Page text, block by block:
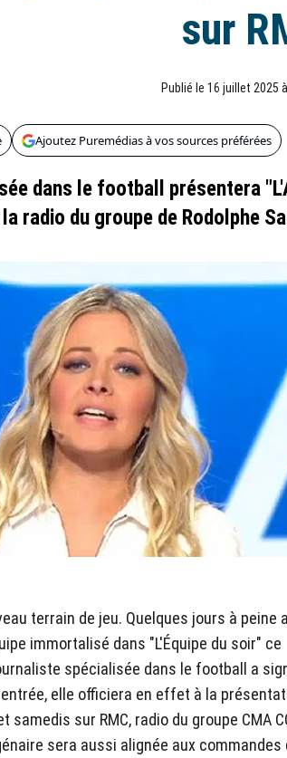
sur
Publié le 16 juillet 2025
Ajoutez Puremédias à vos sources préférées
dans le football présentera
radio du groupe de Rodolphe
terrain de jeu. Quelques jours à peine
immortalisé dans "L'Équipe du soir" ce
spécialisée dans le football a
elle officiera en effet à la
samedis sur RMC, radio du groupe CMA
sera aussi alignée aux commandes